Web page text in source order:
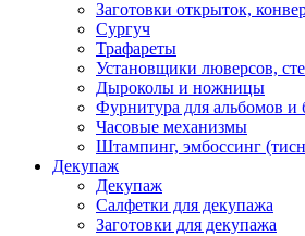
Заготовки открыток,
Сургуч
Трафареты
Установщики люверсов,
Дыроколы и ножницы
Фурнитура для альбомов и
Часовые механизмы
Штампинг, эмбоссинг
Декупаж
Декупаж
Салфетки для декупажа
Заготовки для декупажа